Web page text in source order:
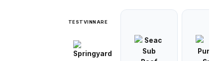
TESTVINNARE